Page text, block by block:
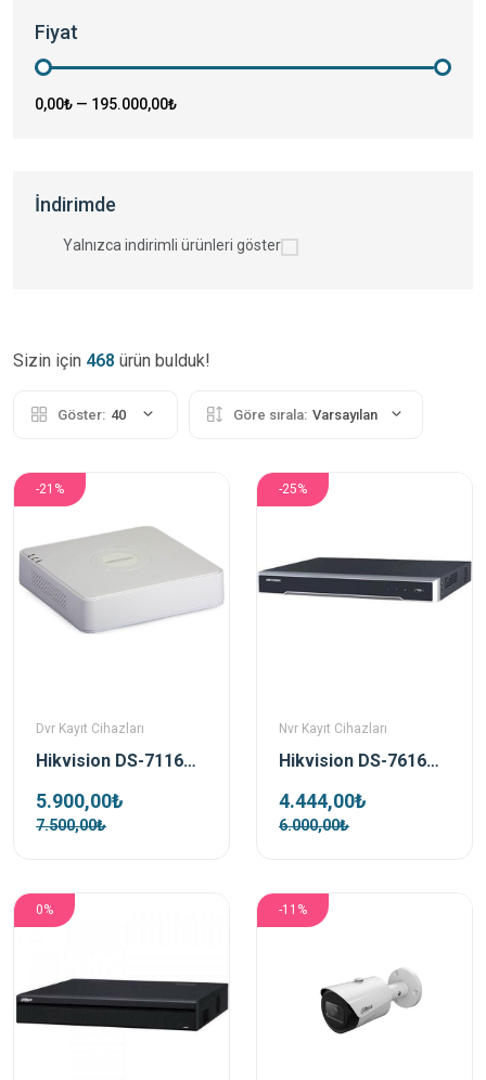
Fiyat
0,00₺ — 195.000,00₺
İndirimde
Yalnızca indirimli ürünleri göster
Sizin için 468 ürün bulduk!
Göster: 40 Göre sırala: Varsayılan
-21%
Dvr Kayıt Cihazları
Hikvision DS-7116HQHI-K1 16 Kanal DVR Kayıt Cihazı
5.900,00₺
7.500,00₺
-25%
Nvr Kayıt Cihazları
Hikvision DS-7616NI-Q2 H.265+ 16 Kanal Nvr Kayıt Cihazı
4.444,00₺
6.000,00₺
0% -11%